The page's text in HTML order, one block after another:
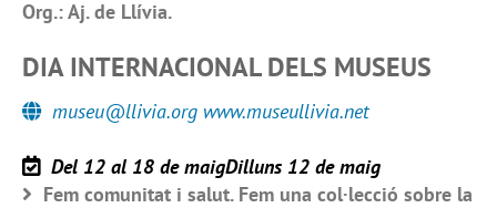
Org.: Aj. de Llívia.
DIA INTERNACIONAL DELS MUSEUS
museu@llivia.org www.museullivia.net
Del 12 al 18 de maigDilluns 12 de maig
Fem comunitat i salut. Fem una col·lecció sobre la